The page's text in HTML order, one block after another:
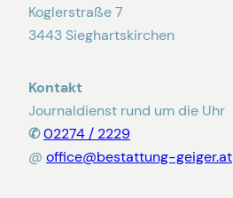
Koglerstraße 7
3443 Sieghartskirchen
Kontakt
Journaldienst rund um die Uhr
✆02274 / 2229
@ office@bestattung-geiger.at